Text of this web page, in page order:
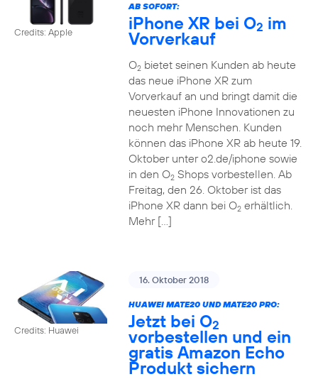
Credits: Apple
AB SOFORT:
iPhone XR bei O2 im
Vorverkauf
O2bietet seinen Kunden ab heute
das neue iPhone XR zum
Vorverkauf an und bringt damit die
neuesten iPhone Innovationen zu
noch mehr Menschen. Kunden
können das iPhone XR ab heute 19.
Oktober unter o2.de/iphone sowie
in den O2Shops vorbestellen. Ab
Freitag, den 26. Oktober ist das
iPhone XR dann bei O2erhältlich.
Mehr […]
Credits: Huawei
16. Oktober 2018
HUAWEI MATE20 UND MATE20 PRO:
Jetzt bei O2
vorbestellen und ein
gratis Amazon Echo
Produkt sichern